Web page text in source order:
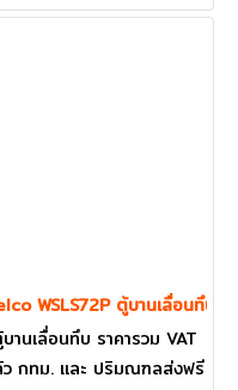
WSLS72P ตู้บานเลื่อนทึบ
านเลื่อนทึบ ราคารวม VAT
ว กทม. และ ปริมณฑลส่งฟรี